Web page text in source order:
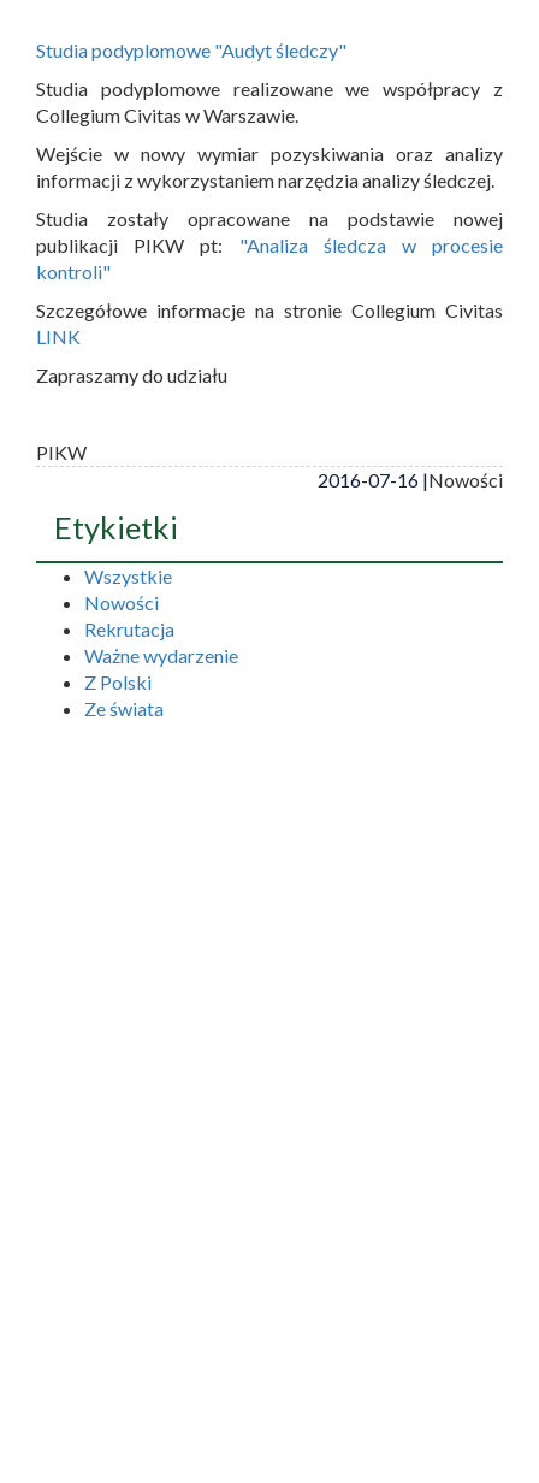
Studia podyplomowe "Audyt śledczy"
Studia podyplomowe realizowane we współpracy z
Collegium Civitas w Warszawie.
Wejście w nowy wymiar pozyskiwania oraz analizy
informacji z wykorzystaniem narzędzia analizy śledczej.
Studia zostały opracowane na podstawie nowej
publikacji PIKW pt: "Analiza śledcza w procesie
kontroli"
Szczegółowe informacje na stronie Collegium Civitas
LINK
Zapraszamy do udziału
PIKW
2016-07-16 |Nowości
Etykietki
Wszystkie
Nowości
Rekrutacja
Ważne wydarzenie
Z Polski
Ze świata